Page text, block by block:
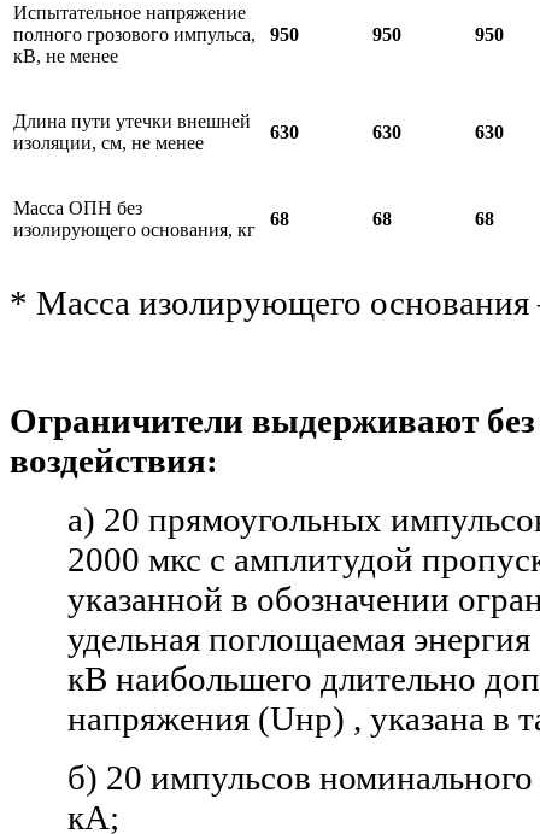
Испытательное напряжение
полного грозового импульса,
кВ, не менее
950 950 950
Длина пути утечки внешней
изоляции, см, не менее
630 630 630
Масса ОПН без
изолирующего основания, кг
68 68 68
* Масса изолирующего основания
Ограничители выдерживают
воздействия:
а) 20 прямоугольных
2000 мкс с амплитудой
указанной в обозначении
удельная поглощаемая
кВ наибольшего длительно
напряжения (Uнр) , указана в
б) 20 импульсов
кА;